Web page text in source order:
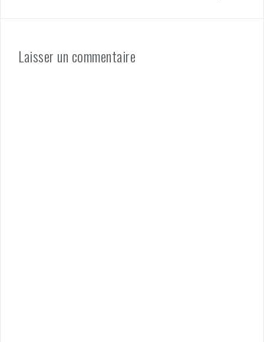
Laisser un commentaire